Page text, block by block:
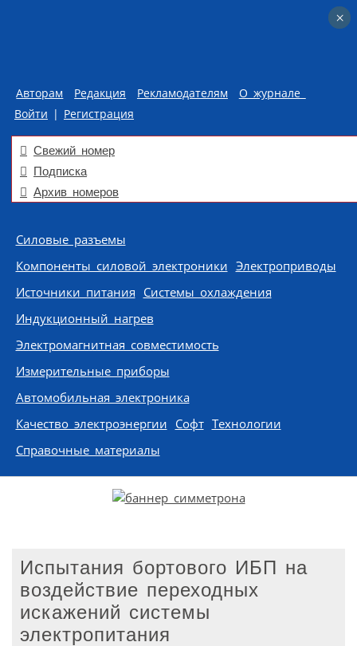
Авторам Редакция Рекламодателям
О журнале
Войти | Регистрация
Свежий номер
Подписка
Архив номеров
Skip to content
Силовые разъемы
Компоненты силовой электроники Электроприводы
Источники питания Системы охлаждения
Индукционный нагрев
Электромагнитная совместимость
Измерительные приборы
Автомобильная электроника
Качество электроэнергии Софт Технологии
Справочные материалы
Испытания бортового ИБП на
воздействие переходных
искажений системы
электропитания
×
×